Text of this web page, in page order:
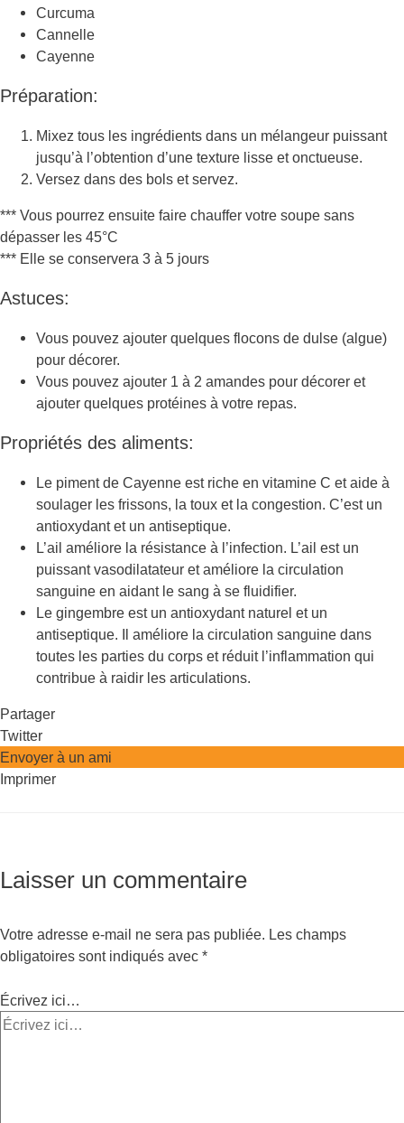
Curcuma
Cannelle
Cayenne
Préparation:
Mixez tous les ingrédients dans un mélangeur puissant
jusqu’à l’obtention d’une texture lisse et onctueuse.
Versez dans des bols et servez.
*** Vous pourrez ensuite faire chauffer votre soupe sans
dépasser les 45°C
*** Elle se conservera 3 à 5 jours
Astuces:
Vous pouvez ajouter quelques flocons de dulse (algue)
pour décorer.
Vous pouvez ajouter 1 à 2 amandes pour décorer et
ajouter quelques protéines à votre repas.
Propriétés des aliments:
Le piment de Cayenne est riche en vitamine C et aide à
soulager les frissons, la toux et la congestion. C’est un
antioxydant et un antiseptique.
L’ail améliore la résistance à l’infection. L’ail est un
puissant vasodilatateur et améliore la circulation
sanguine en aidant le sang à se fluidifier.
Le gingembre est un antioxydant naturel et un
antiseptique. Il améliore la circulation sanguine dans
toutes les parties du corps et réduit l’inflammation qui
contribue à raidir les articulations.
Partager
Twitter
Envoyer à un ami
Imprimer
Laisser un commentaire
Votre adresse e-mail ne sera pas publiée. Les champs
obligatoires sont indiqués avec *
Écrivez ici…